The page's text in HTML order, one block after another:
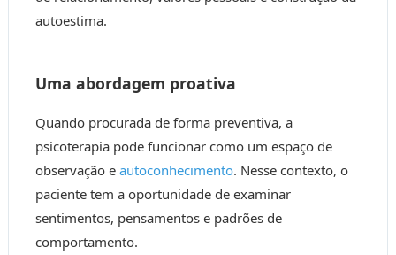
autoestima.
Uma abordagem proativa
Quando procurada de forma preventiva, a
psicoterapia pode funcionar como um espaço de
observação e autoconhecimento. Nesse contexto, o
paciente tem a oportunidade de examinar
sentimentos, pensamentos e padrões de
comportamento.